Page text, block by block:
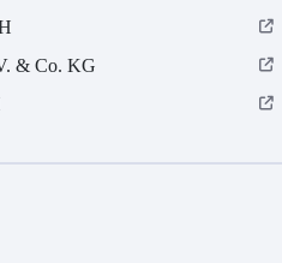
& Co. KG